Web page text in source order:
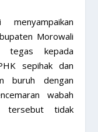
Morowali
tegas kepada
sepihak dan
buruh dengan
wabah
tersebut tidak